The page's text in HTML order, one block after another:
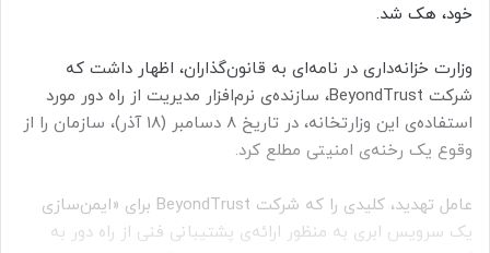
خود، هک شد.
وزارت خزانه‌داری در نامه‌ای به قانون‌گذاران، اظهار داشت که
شرکت BeyondTrust، سازنده‌ی نرم‌افزار مدیریت از راه دور مورد
استفاده‌ی این وزارتخانه، در تاریخ ۸ دسامبر (۱۸ آذر)، سازمان را از
وقوع یک رخنه‌ی امنیتی مطلع کرد.
عامل تهدید، کلیدی را که شرکت BeyondTrust برای «ایمن‌سازی
یک سرویس ابری به منظور ارائه‌ی پشتیبانی فنی از راه دور به